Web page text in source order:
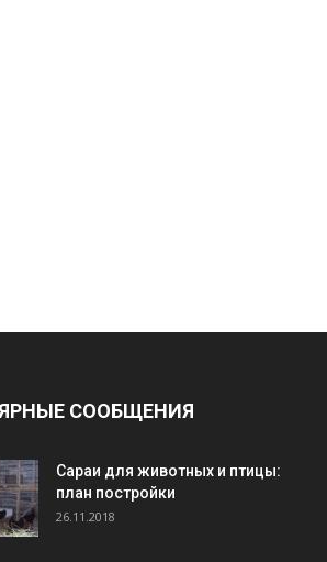
СООБЩЕНИЯ
Cараи для животных и птицы:
план постройки
26.11.2018